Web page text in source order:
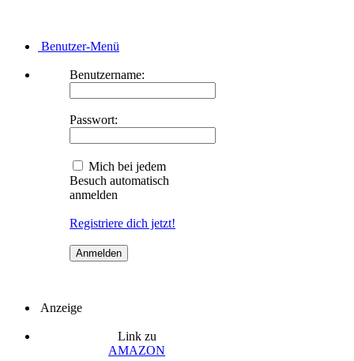
Benutzer-Menü
Benutzername:
Passwort:
Mich bei jedem
Besuch automatisch
anmelden
Registriere dich jetzt!
Anzeige
Link zu
AMAZON